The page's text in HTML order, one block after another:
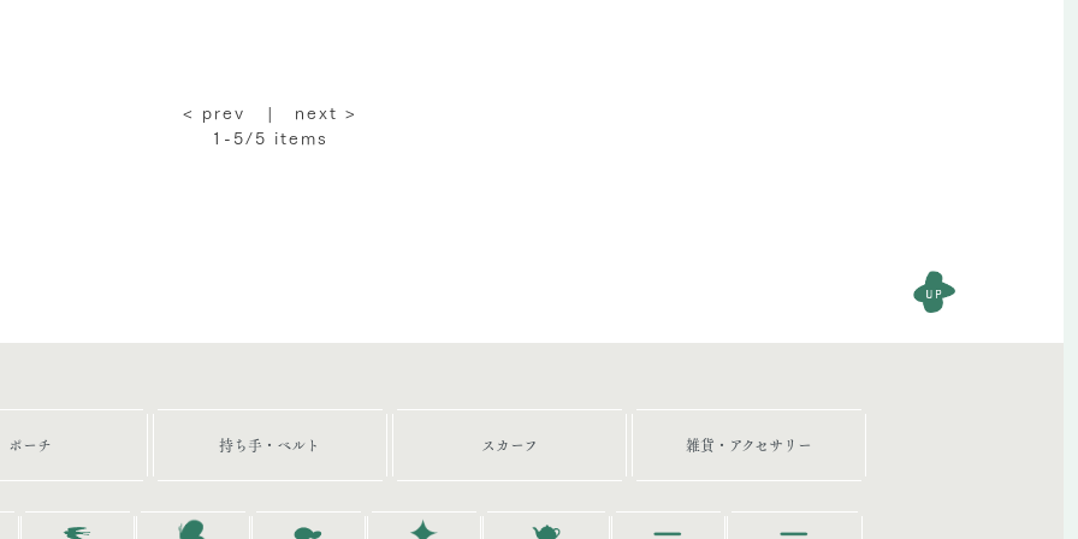
< prev |
next >
1-5/5 items
ポーチ 持ち手・ベルト スカーフ 雑貨・アクセサリー